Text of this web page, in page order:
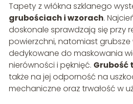
Tapety z włókna szklanego
grubościach i wzorach.
doskonale sprawdzają się przy
powierzchni, natomiast
dedykowane do maskowania
nierówności i pęknięć. Grubość
także na jej odporność na
mechaniczne oraz trwałość w